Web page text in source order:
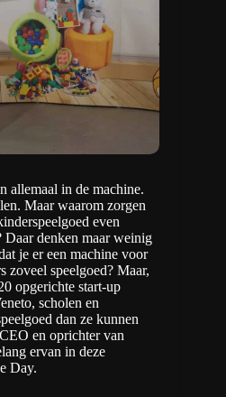
allemaal in de machine.
Maar waarom zorgen
even
denken maar weinig
je er een machine voor
zoveel speelgoed? Maar,
opgerichte start-up
scholen en
dan ze kunnen
en oprichter van
ervan in deze
Day.